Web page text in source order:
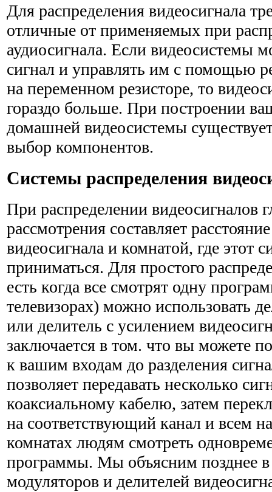
Для распределения видеосигнала
отличные от приме­няемых при
аудиосигнала. Если видеосистемы
сигнал и управлять им с помощью
на перемен­ном резисторе, то
гораздо больше. При построении
домашней видеосистемы
выбор компонентов.
Системы распределения
При распределении видеосигналов
рассмотрения составляет
видеосигнала и комнатой, где этот
приниматься. Для простого
есть когда все смотрят одну
телевизорах) можно использовать
или делитель с усилением
заключается в том. что вы можете
к вашим входам до разделения
позволяет передавать несколько
коаксиальному кабелю, затем
на соответствующий канал и всем
комнатах людям смотреть
программы. Мы объясним позднее в
модуляторов и делителей